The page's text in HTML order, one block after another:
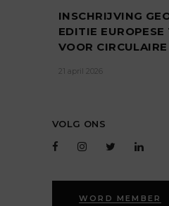
INSCHRIJVING
EDITIE EUROPESE
VOOR
21 april 2026
VOLG ONS
WORD MEMBER